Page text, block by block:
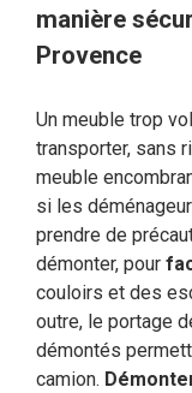
manière
Provence
Un meuble trop
transporter, sans
meuble
si les
prendre de
démonter, pour
couloirs et des
outre, le portage
démontés
camion.